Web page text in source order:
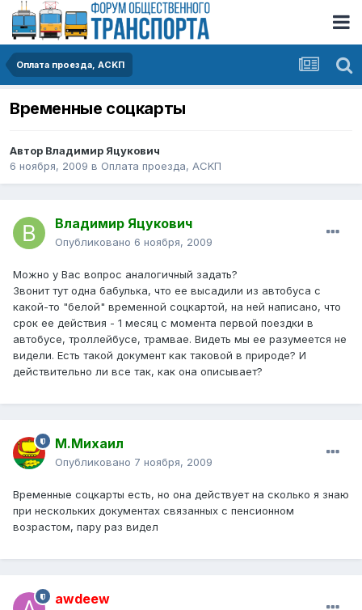
Оплата проезда, АСKП
Временные соцкарты
Автор Владимир Яцукович
6 ноября, 2009 в Оплата проезда, АСKП
Владимир Яцукович
Опубликовано 6 ноября, 2009
Можно у Вас вопрос аналогичный задать?
Звонит тут одна бабулька, что ее высадили из автобуса с
какой-то "белой" временной соцкартой, на ней написано, что
срок ее действия - 1 месяц с момента первой поездки в
автобусе, троллейбусе, трамвае. Видеть мы ее разумеется не
видели. Есть такой документ как таковой в природе? И
действительно ли все так, как она описывает?
М.Михаил
Опубликовано 7 ноября, 2009
Временные соцкарты есть, но она действует на сколько я знаю
при нескольких документах связанных с пенсионном
возрастом, пару раз видел
awdeew